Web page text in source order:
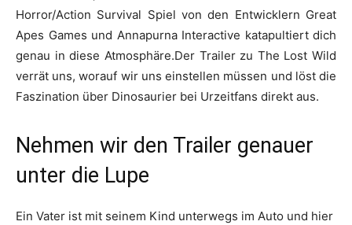
Horror/Action Survival Spiel von den Entwicklern Great
Apes Games und Annapurna Interactive katapultiert dich
genau in diese Atmosphäre.Der Trailer zu The Lost Wild
verrät uns, worauf wir uns einstellen müssen und löst die
Faszination über Dinosaurier bei Urzeitfans direkt aus.
Nehmen wir den Trailer genauer
unter die Lupe
Ein Vater ist mit seinem Kind unterwegs im Auto und hier